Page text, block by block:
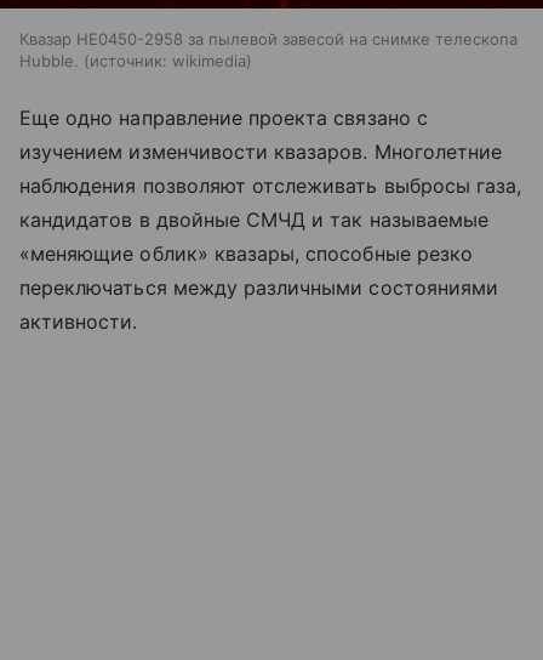
Квазар HE0450-2958 за пылевой завесой на снимке телескопа
Hubble.
источник: wikimedia
Еще одно направление проекта связано с
изучением изменчивости квазаров. Многолетние
наблюдения позволяют отслеживать выбросы газа,
кандидатов в двойные СМЧД и так называемые
«меняющие облик» квазары, способные резко
переключаться между различными состояниями
активности.